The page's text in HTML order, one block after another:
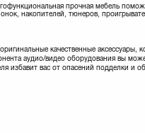
прочная мебель
накопителей, тюнеров,
качественные
аудио/видео оборудования вы
избавит вас от опасений подделки